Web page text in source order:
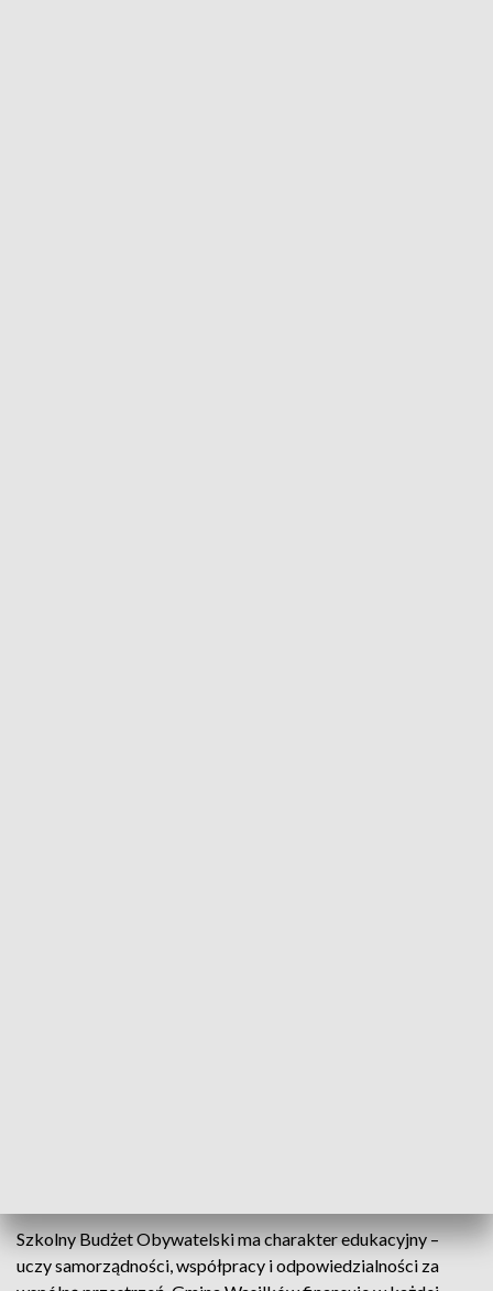
Szkolny Budżet Obywatelski ma charakter edukacyjny –
uczy samorządności, współpracy i odpowiedzialności za